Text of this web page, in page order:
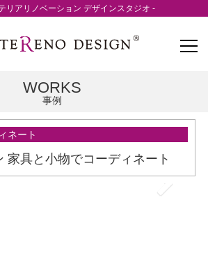
リアリノベーション デザインスタジオ -
WORKS
事例
ネート
家具と小物でコーディネート